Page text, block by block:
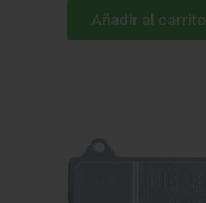
Añadir al carrito